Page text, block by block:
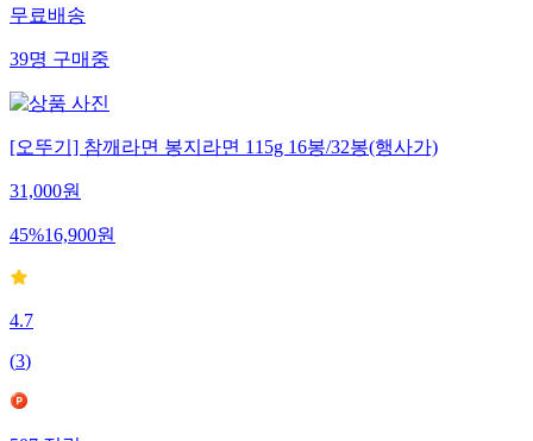
무료배송
39명구매중
[오뚜기] 참깨라면 봉지라면 115g 16봉/32봉(행사가)
31,000원
45%16,900원
4.7
(3)